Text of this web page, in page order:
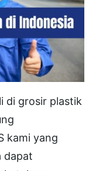
di grosir plastik
kami yang
dapat